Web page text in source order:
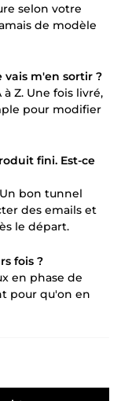
selon votre
de modèle
vais m'en sortir ?
Z. Une fois livré,
pour modifier
fini. Est-ce
bon tunnel
des emails et
le départ.
fois ?
en phase de
pour qu'on en